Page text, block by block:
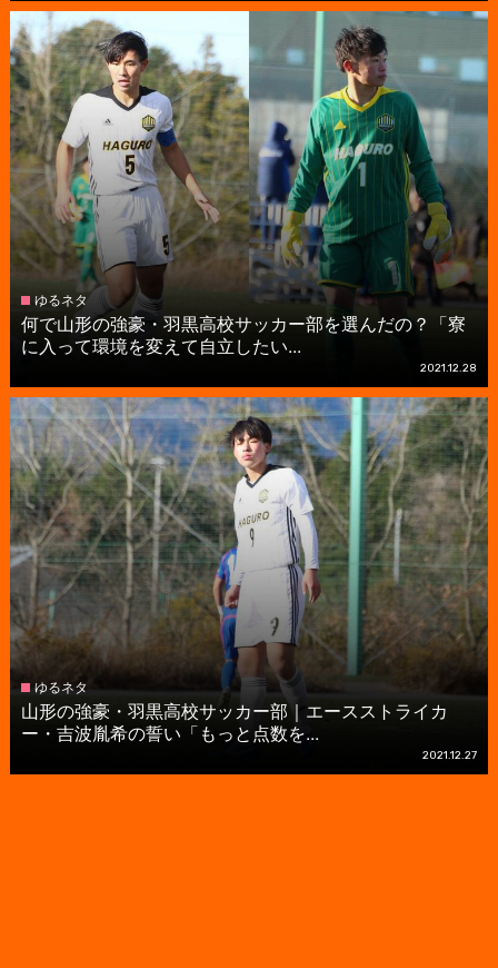
ゆるネタ
何で山形の強豪・羽黒高校サッカー部を選んだの？「寮
に入って環境を変えて自立したい...
2021.12.28
ゆるネタ
山形の強豪・羽黒高校サッカー部｜エースストライカ
ー・吉波胤希の誓い「もっと点数を...
2021.12.27